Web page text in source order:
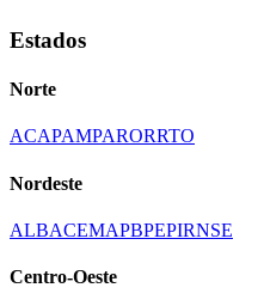
Estados
Norte
ACAPAMPARORRTO
Nordeste
ALBACEMAPBPEPIRNSE
Centro-Oeste